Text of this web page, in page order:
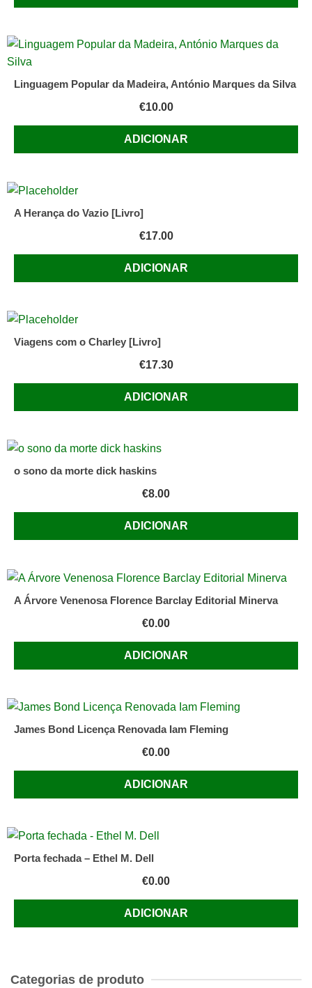
Linguagem Popular da Madeira, António Marques da Silva
€10.00
ADICIONAR
A Herança do Vazio [Livro]
€17.00
ADICIONAR
Viagens com o Charley [Livro]
€17.30
ADICIONAR
o sono da morte dick haskins
€8.00
ADICIONAR
A Árvore Venenosa Florence Barclay Editorial Minerva
€0.00
ADICIONAR
James Bond Licença Renovada Iam Fleming
€0.00
ADICIONAR
Porta fechada – Ethel M. Dell
€0.00
ADICIONAR
Categorias de produto